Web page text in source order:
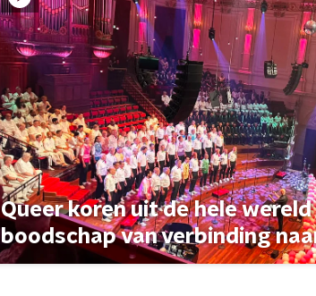
Queer koren uit de hele
boodschap van verbinding